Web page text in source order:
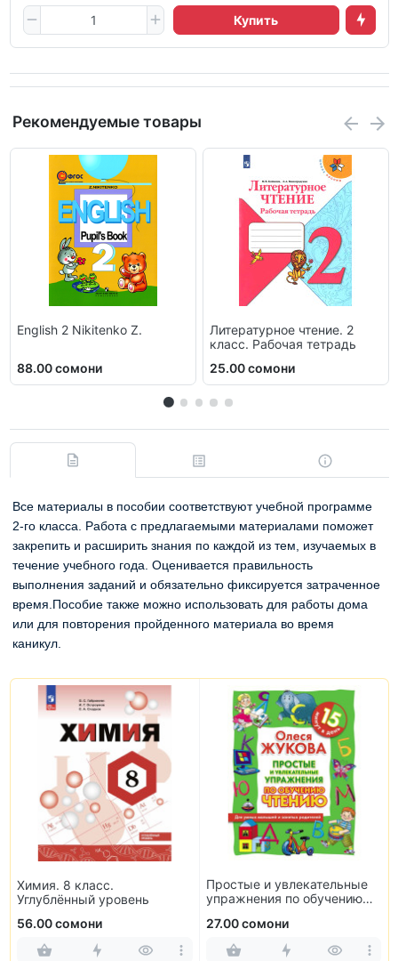
Купить
Рекомендуемые товары
English 2 Nikitenko Z.
88.00 сомони
Литературное чтение. 2
класс. Рабочая тетрадь
25.00 сомони
Все материалы в пособии соответствуют учебной программе
2-го класса. Работа с предлагаемыми материалами поможет
закрепить и расширить знания по каждой из тем, изучаемых в
течение учебного года. Оценивается правильность
выполнения заданий и обязательно фиксируется затраченное
время.Пособие также можно использовать для работы дома
или для повторения пройденного материала во время
каникул.
Химия. 8 класс.
Углублённый уровень
56.00 сомони
Простые и увлекательные
упражнения по обучению
27.00 сомони